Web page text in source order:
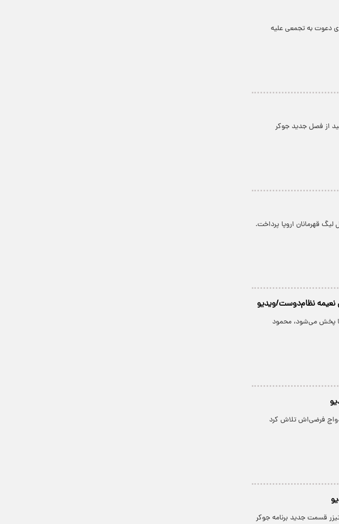
دعوت به تجمعی علیه
تعریف و تمجید از فصل جدید جوکر
قهرمانان اروپا پرداخت.
نظام‌دوست/ویدیو
پخش می‌شود، محمود
فرضی‌اش تلاش کرد
قسمت جدید برنامه جوکر